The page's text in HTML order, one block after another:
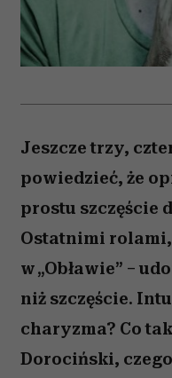
Jeszcze trzy,
powiedzieć, że
prostu szczęście
Ostatnimi rolami,
w „Obławie” –
niż szczęście.
charyzma? Co
Dorociński,